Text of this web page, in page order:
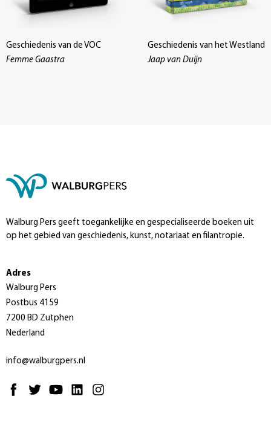
Geschiedenis van de VOC
Femme Gaastra
Geschiedenis van het Westland
Jaap van Duijn
Walburg Pers geeft toegankelijke en gespecialiseerde boeken uit
op het gebied van geschiedenis, kunst, notariaat en filantropie.
Adres
Walburg Pers
Postbus 4159
7200 BD Zutphen
Nederland
info@walburgpers.nl